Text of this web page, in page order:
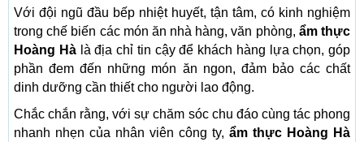
Với đội ngũ đầu bếp nhiệt huyết, tận tâm, có kinh nghiệm
trong chế biến các món ăn nhà hàng, văn phòng, ẩm thực
Hoàng Hàlà địa chỉ tin cậy để khách hàng lựa chọn, góp
phần đem đến những món ăn ngon, đảm bảo các chất
dinh dưỡng cần thiết cho người lao động.
Chắc chắn rằng, với sự chăm sóc chu đáo cùng tác phong
nhanh nhẹn của nhân viên công ty, ẩm thực Hoàng Hà